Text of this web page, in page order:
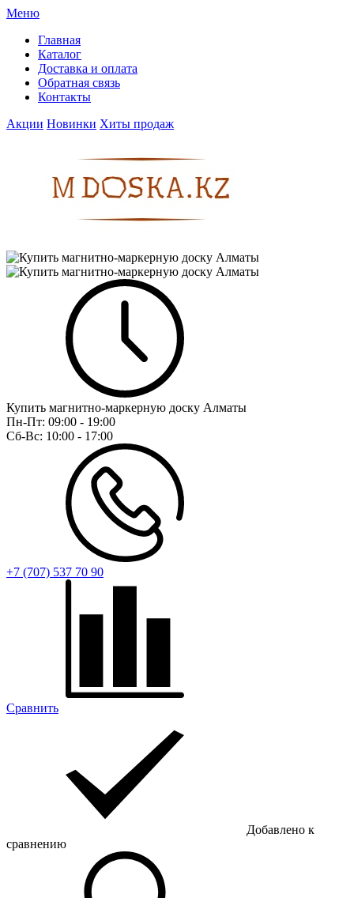
Меню
Главная
Каталог
Доставка и оплата
Обратная связь
Контакты
Акции Новинки Хиты продаж
Купить магнитно-маркерную доску Алматы
Пн-Пт: 09:00 - 19:00
Сб-Вс: 10:00 - 17:00
+7 (707) 537 70 90
Сравнить
Добавлено к
сравнению